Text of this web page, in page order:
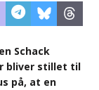
Schack
bliver stillet til
på, at en